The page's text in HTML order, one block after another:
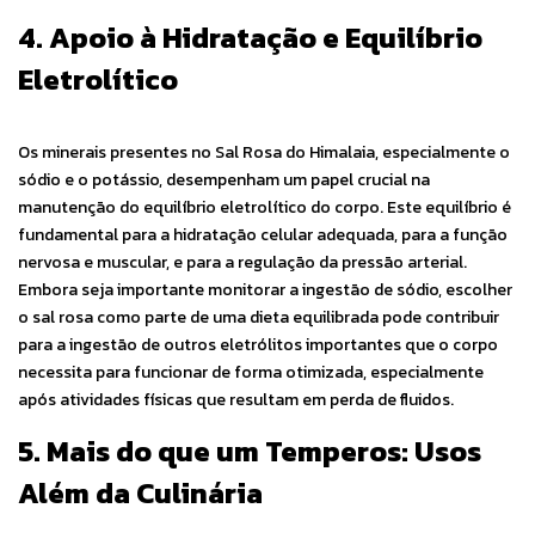
4. Apoio à Hidratação e Equilíbrio
Eletrolítico
Os minerais presentes no Sal Rosa do Himalaia, especialmente o
sódio e o potássio, desempenham um papel crucial na
manutenção do equilíbrio eletrolítico do corpo. Este equilíbrio é
fundamental para a hidratação celular adequada, para a função
nervosa e muscular, e para a regulação da pressão arterial.
Embora seja importante monitorar a ingestão de sódio, escolher
o sal rosa como parte de uma dieta equilibrada pode contribuir
para a ingestão de outros eletrólitos importantes que o corpo
necessita para funcionar de forma otimizada, especialmente
após atividades físicas que resultam em perda de fluidos.
5. Mais do que um Temperos: Usos
Além da Culinária